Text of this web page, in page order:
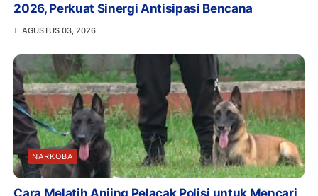
2026, Perkuat Sinergi Antisipasi Bencana
AGUSTUS 03, 2026
NARKOBA
Cara Melatih Anjing Pelacak Polisi untuk Mencari